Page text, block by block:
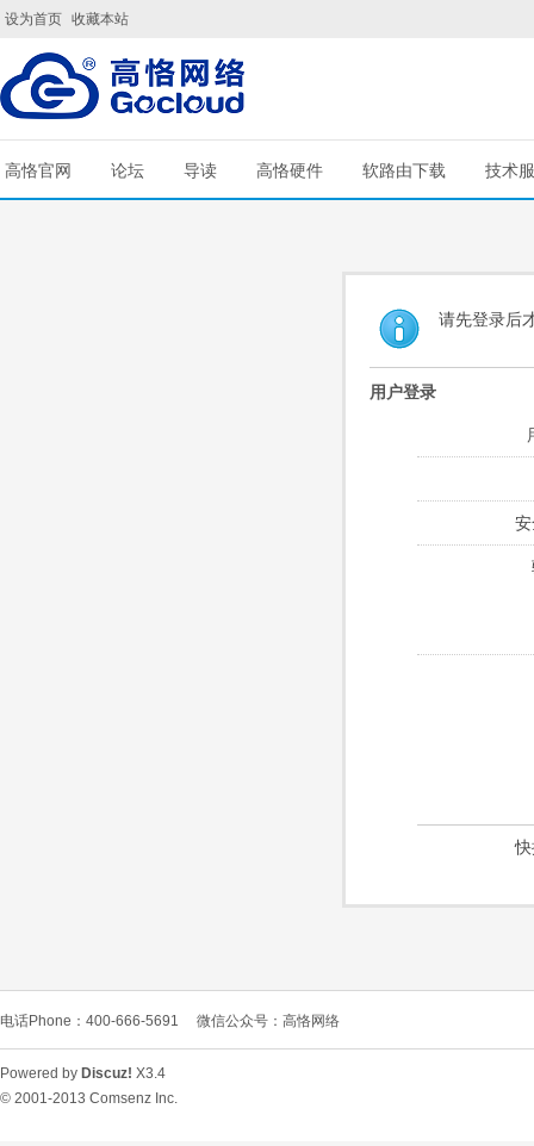
设为首页 收藏本站
高恪官网 论坛 导读 高恪硬件 软路由下载 技术
请先登录后
用户登录
电话Phone：400-666-5691 微信公众号：高恪网络
Powered by Discuz! X3.4
© 2001-2013 Comsenz Inc.